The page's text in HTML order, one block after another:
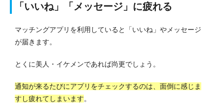
「いいね」「メッセージ」に疲れる
マッチングアプリを利用していると「いいね」やメッセージ
が届きます。
とくに美人・イケメンであれば尚更でしょう。
通知が来るたびにアプリをチェックするのは、面倒に感じま
すし疲れてしまいます。